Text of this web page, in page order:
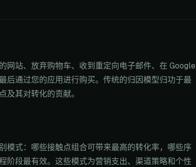
网站、放弃购物车、收到重定向电子邮件、在 Google
后通过您的应用进行购买。传统的归因模型归功于最
及其对转化的贡献。
模式：哪些接触点组合可带来最高的转化率，哪些序
阶段最有效。这些模式为营销支出、渠道策略和个性